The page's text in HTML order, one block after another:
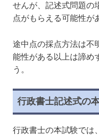
せんが、記述式問題の
点がもらえる可能性が
途中点の採点方法は不
能性がある以上は諦め
う。
行政書士記述式の
行政書士の本試験では